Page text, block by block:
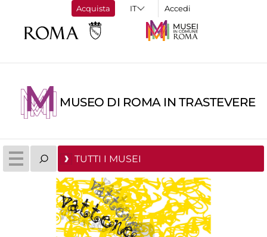
Acquista Accedi
MUSEO DI ROMA IN TRASTEVERE
TUTTI I MUSEI